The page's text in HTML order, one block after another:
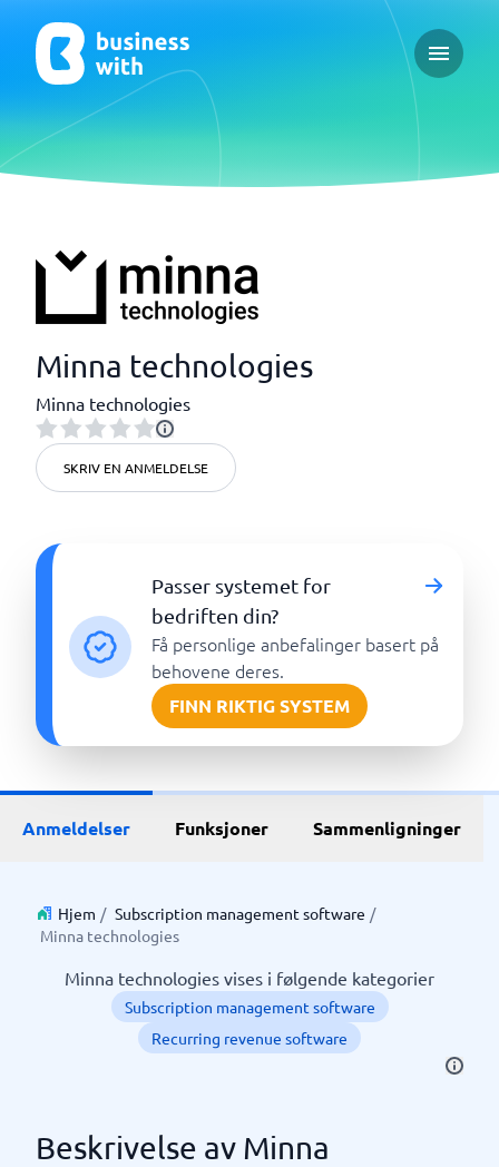
Open
Minna technologies
Minna technologies
SKRIV EN ANMELDELSE
Passer systemet for
bedriften din?
Få personlige anbefalinger basert på
behovene deres.
FINN RIKTIG SYSTEM
Anmeldelser Funksjoner Sammenligninger
Hjem / Subscription management software /
Minna technologies
Minna technologies vises i følgende kategorier
Subscription management software
Recurring revenue software
Beskrivelse av Minna